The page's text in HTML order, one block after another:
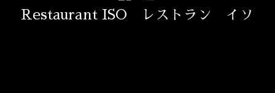
Restaurant ISO レストラン イソ